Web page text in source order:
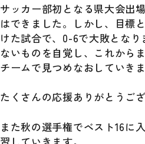
サッカー部初となる県大会出
はできました。しかし、目標
けた試合で、0-6で大敗となり
ないものを自覚し、これから
チームで見つめなおしていきま
たくさんの応援ありがとうござ
また秋の選手権でベスト16に